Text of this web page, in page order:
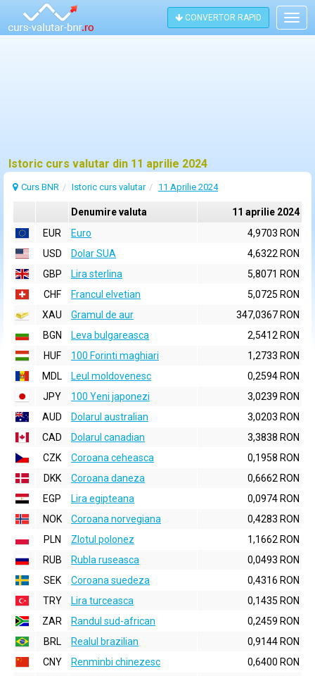
CONVERTOR RAPID
Istoric curs valutar din 11 aprilie 2024
Curs BNR Istoric curs valutar 11 Aprilie 2024
Denumire valuta
11 aprilie 2024
EUR
Euro
4,9703 RON
USD
Dolar SUA
4,6322 RON
GBP
Lira sterlina
5,8071 RON
CHF
Francul elvetian
5,0725 RON
XAU
Gramul de aur
347,0367 RON
BGN
Leva bulgareasca
2,5412 RON
HUF
100 Forinti maghiari
1,2733 RON
MDL
Leul moldovenesc
0,2594 RON
JPY
100 Yeni japonezi
3,0239 RON
AUD
Dolarul australian
3,0203 RON
CAD
Dolarul canadian
3,3838 RON
CZK
Coroana ceheasca
0,1958 RON
DKK
Coroana daneza
0,6662 RON
EGP
Lira egipteana
0,0974 RON
NOK
Coroana norvegiana
0,4283 RON
PLN
Zlotul polonez
1,1662 RON
RUB
Rubla ruseasca
0,0493 RON
SEK
Coroana suedeza
0,4316 RON
TRY
Lira turceasca
0,1435 RON
ZAR
Randul sud-african
0,2459 RON
BRL
Realul brazilian
0,9144 RON
CNY
Renminbi chinezesc
0,6400 RON